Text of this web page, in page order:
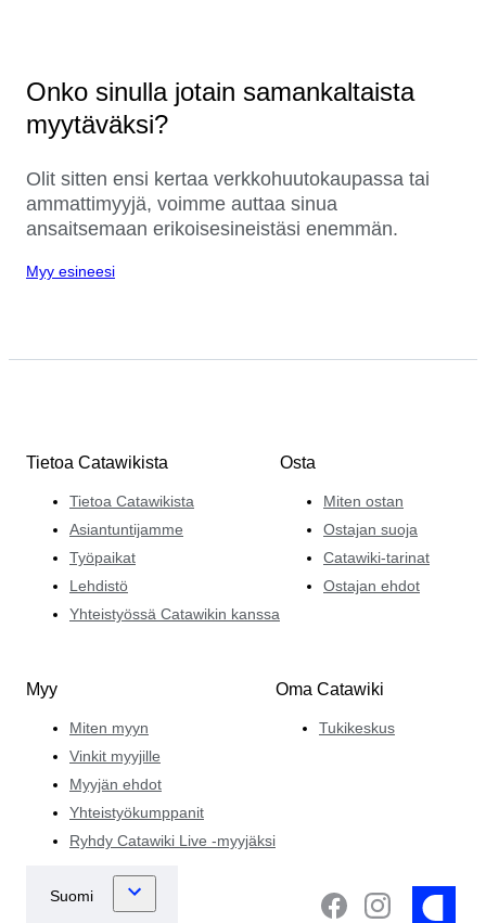
Onko sinulla jotain samankaltaista
myytäväksi?
Olit sitten ensi kertaa verkkohuutokaupassa tai
ammattimyyjä, voimme auttaa sinua
ansaitsemaan erikoisesineistäsi enemmän.
Myy esineesi
Tietoa Catawikista
Tietoa Catawikista
Asiantuntijamme
Työpaikat
Lehdistö
Yhteistyössä Catawikin kanssa
Osta
Miten ostan
Ostajan suoja
Catawiki-tarinat
Ostajan ehdot
Myy
Miten myyn
Vinkit myyjille
Myyjän ehdot
Yhteistyökumppanit
Ryhdy Catawiki Live -myyjäksi
Oma Catawiki
Tukikeskus